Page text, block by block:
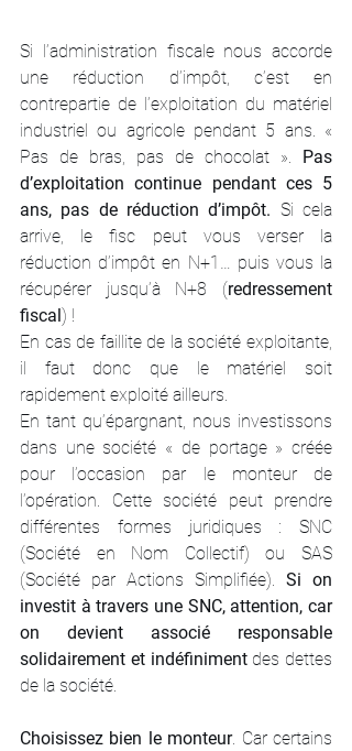
Si l’administration fiscale nous accorde
une réduction d’impôt, c’est en
contrepartie de l’exploitation du matériel
industriel ou agricole pendant 5 ans. «
Pas de bras, pas de chocolat ».
Pas
d’exploitation continue pendant ces 5
ans, pas de réduction d’impôt. Si cela
arrive, le fisc peut vous verser la
réduction d’impôt en N+1… puis vous la
récupérer jusqu’à N+8 (redressement
fiscal ) !
En cas de faillite de la société exploitante,
il faut donc que le matériel soit
rapidement exploité ailleurs.
En tant qu’épargnant, nous investissons
dans une société « de portage » créée
pour l’occasion par le monteur de
l’opération. Cette société peut prendre
différentes formes juridiques : SNC
(Société en Nom Collectif) ou SAS
(Société par Actions Simplifiée). Si on
investit à travers une SNC, attention, car
on devient associé responsable
solidairement et indéfiniment des dettes
de la société.
Choisissez bien le monteur. Car certains